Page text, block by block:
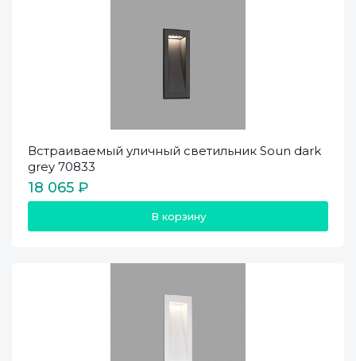
Встраиваемый уличный светильник Soun dark
grey 70833
18 065 ₽
В корзину